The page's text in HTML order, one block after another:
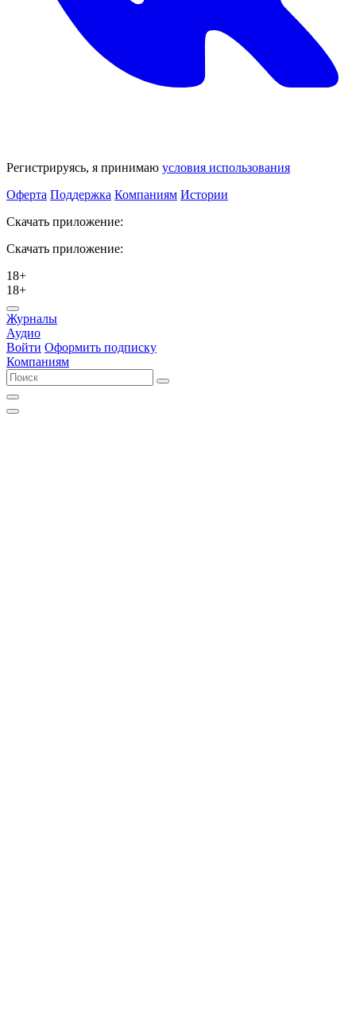
Регистрируясь, я принимаю условия использования
Оферта Поддержка Компаниям Истории
Скачать приложение:
Скачать приложение:
18+
18+
Журналы
Аудио
Войти Оформить подписку
Компаниям